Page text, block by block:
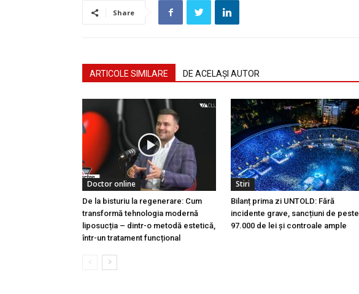
Share
ARTICOLE SIMILARE DE ACELAȘI AUTOR
Doctor online
De la bisturiu la regenerare: Cum
transformă tehnologia modernă
liposucția – dintr-o metodă estetică,
într-un tratament funcțional
Stiri
Bilanț prima zi UNTOLD: Fără
incidente grave, sancțiuni de peste
97.000 de lei și controale ample